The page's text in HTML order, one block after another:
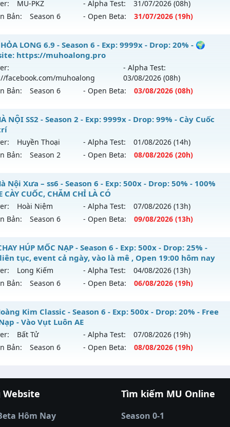
ICM
9999x - Drop: 20%
loại: Mu Custom thêm đồ mới
8x
MU-PKZ - Alpha Test: 31/07/2026 (08h)
Bản:
Season 6 - Open Beta: 31/07/2026 (19h)
PKZ Season 6 - Không mốc nạp - 30 dòng
mới ra tháng 07 2026 - Mở máy chủ
MU-PKZ
2000x - Drop: 200%
loại: Mu Nguyên bản Webzen
SuperAnti
LONG 6.9 - Season 6 - Exp: 9999x - Drop: 20% - 🌍
https://muhoalong.pro
facebook.com/muhoalong
- Alpha Test:
03/08/2026 (08h)
Bản:
Season 6 - Open Beta: 03/08/2026 (08h)
HỎA LONG 6.9 - 🌍 Website: https://muhoalong.pro
ra tháng 08 2026 - Mở máy chủ https://facebook.com/
03/08/2626
Non Reset
Mu Nguyên bản Webzen
XShield
NỘI SS2 - Season 2 - Exp: 9999x - Drop: 99% - Cày Cuốc
Huyền Thoại - Alpha Test: 01/08/2026 (14h)
Bản:
Season 2 - Open Beta: 08/08/2026 (20h)
HÀ NỘI SS2 - Cày Cuốc giải trí
mới ra tháng 08 2026 - Mở máy chủHuyền Thoại
vào
9999x - Drop: 99%
loại: Mu Nguyên bản Webzen
ugk
Nội Xưa – ss6 - Season 6 - Exp: 500x - Drop: 50% - 100%
CÀY CUỐC, CHĂM CHỈ LÀ CÓ
Hoài Niệm - Alpha Test: 07/08/2026 (13h)
Bản:
Season 6 - Open Beta: 09/08/2026 (13h)
Hà Nội Xưa – ss6 - 100% GAME CÀY CUỐC, CHĂM CHỈ LÀ CÓ
mới ra tháng 08 2026 - Mở máy chủHoài Niệm vào 13h
500x - Drop: 50%
loại: Mu Nguyên bản Webzen
BDCAM
HÚP MỐC NẠP - Season 6 - Exp: 500x - Drop: 25% -
liên tục, event cả ngày, vào là mê , Open 19:00 hôm nay
Long Kiếm - Alpha Test: 04/08/2026 (13h)
Bản:
Season 6 - Open Beta: 06/08/2026 (19h)
CHAY HÚP MỐC NẠP - Boss liên tục, event cả ngày, vào là
mới ra tháng 08 2026 - Mở máy chủLong Kiếmvào 19h
reset: Reset In Game
loại: Mu Nguyên bản Webzen
VIP SHIELD
Kim Classic - Season 6 - Exp: 500x - Drop: 20% - Free
- Vào Vụt Luôn AE
Bất Tử - Alpha Test: 07/08/2026 (19h)
Bản:
Season 6 - Open Beta: 08/08/2026 (19h)
Hoàng Kim Classic - Free Mốc Nạp - Vào Vụt Luôn AE
mới ra tháng 08 2026 - Mở máy chủBất Tửvào 19h ngày
500x - Drop: 20%
đổi thưởng |789club |789club
đá trực tiếp colatv trực tiếp bóng đá
Website
Hôm Nay
Tìm kiếm MU Online
Season 0-1